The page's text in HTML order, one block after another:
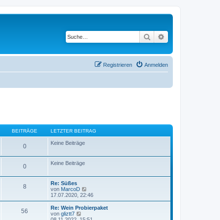
Suche
Anmelden
Registrieren
BEITRÄGE LETZTER BEITRAG
0 Keine Beiträge
0 Keine Beiträge
8
Re: Süßes
von MarcoD
e
u
e
t
17.07.2020, 22:46
56
Re: Wein Probierpaket
von gliztt7
e